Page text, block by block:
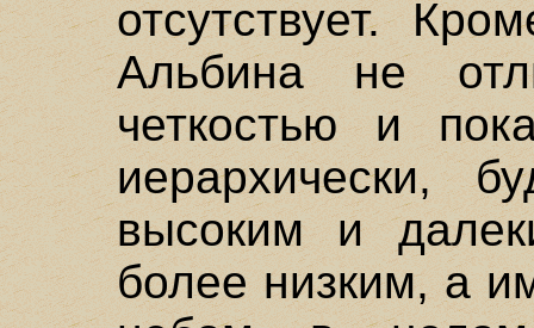
отсутствует.
Альбина не
четкостью и
иерархически,
высоким и
более низким, а